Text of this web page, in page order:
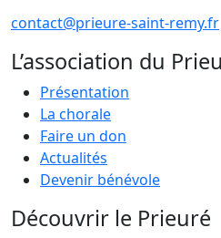
contact@prieure-saint-remy.fr
L’association du
Présentation
La chorale
Faire un don
Actualités
Devenir bénévole
Découvrir le Prieuré